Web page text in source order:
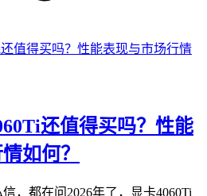
还值得买吗？性能
如何？
，都在问2026年了，显卡4060Ti